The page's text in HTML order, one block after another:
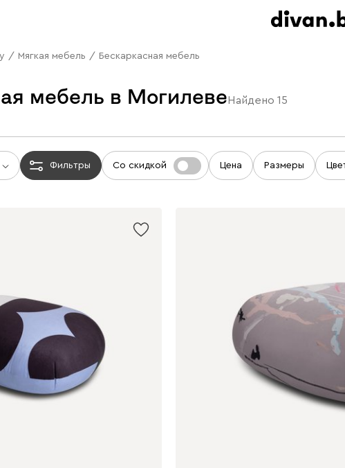
/ Мягкая мебель / Бескаркасная мебель
мебель в Могилеве Найдено 15
Фильтры Со скидкой Цена Размеры